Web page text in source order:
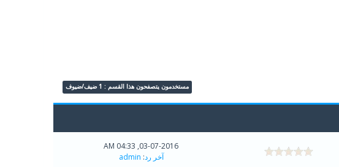
مستخدمون يتصفحون هذا القسم : 1 ضيف/ضيوف
03-07-2016, 04:33 AM
آخر رد:
admin